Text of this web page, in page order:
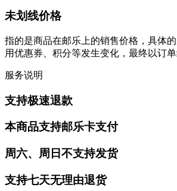
未划线价格
指的是商品在邮乐上的销售价格，具体
用优惠券、积分等发生变化，最终以订单
服务说明
支持极速退款
本商品支持邮乐卡支付
周六、周日不支持发货
支持七天无理由退货